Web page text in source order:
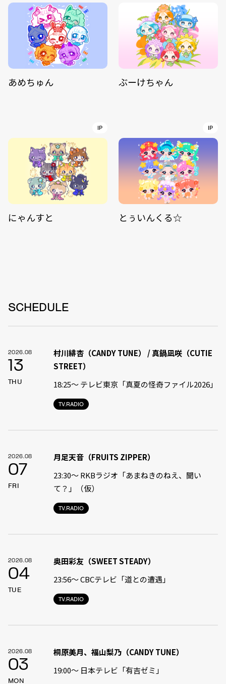
あめちゅん ぶーけちゃん
IP
にゃんすと
IP
とぅいんくる☆
SCHEDULE
2026.08
13
THU
TV.RADIO
村川緋杏（CANDY TUNE） / 真鍋凪咲（CUTIE
STREET）
18:25〜 テレビ東京「真夏の怪奇ファイル2026」
2026.08
07
FRI
TV.RADIO
月足天音（FRUITS ZIPPER）
23:30〜 RKBラジオ「あまねきのねえ、聞い
て？」（仮）
2026.08
04
TUE
TV.RADIO
奥田彩友（SWEET STEADY）
23:56〜 CBCテレビ「道との遭遇」
2026.08
03
MON
桐原美月、福山梨乃（CANDY TUNE）
19:00〜 日本テレビ「有吉ゼミ」